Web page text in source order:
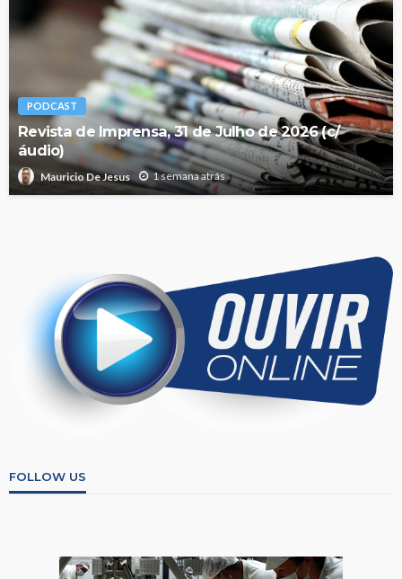
PODCAST
Revista de Imprensa, 31 de Julho de 2026 (c/
áudio)
Mauricio De Jesus 1 semana atrás
FOLLOW US